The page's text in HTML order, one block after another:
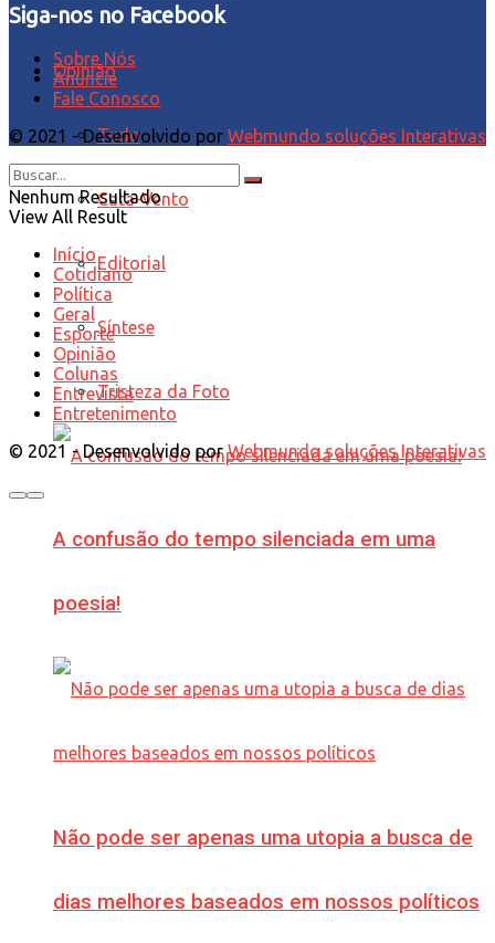
Opinião
Tudo
Cata-Vento
Editorial
Síntese
Tristeza da Foto
A confusão do tempo silenciada em uma
poesia!
Não pode ser apenas uma utopia a busca de
dias melhores baseados em nossos políticos
Siga-nos no Facebook
Sobre Nós
Anuncie
Fale Conosco
© 2021 - Desenvolvido por Webmundo soluções Interativas
Nenhum Resultado
View All Result
Início
Cotidiano
Política
Geral
Esporte
Opinião
Colunas
Entrevista
Entretenimento
© 2021 - Desenvolvido porWebmundo soluções Interativas